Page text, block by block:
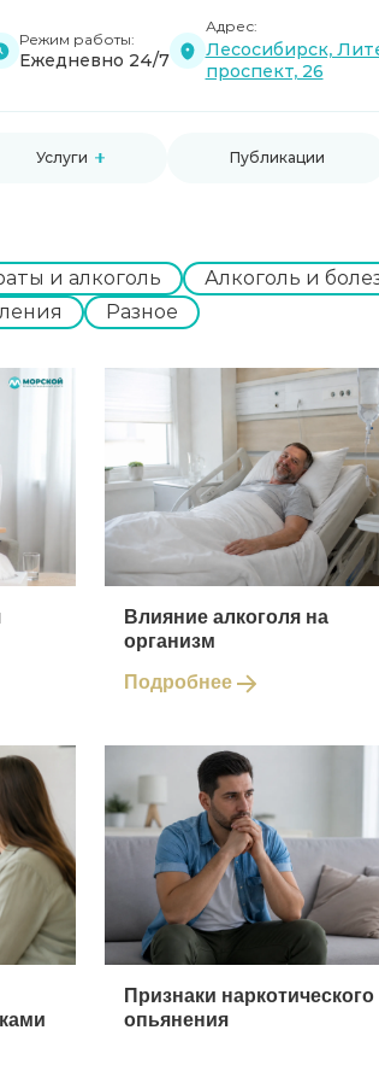
Режим работы:
Ежедневно 24/7
Адрес:
Лесосибирск,
проспект, 26
Услуги Публикации
и алкоголь Алкоголь и
Разное
Влияние алкоголя на
организм
Подробнее
Признаки наркотического
опьянения